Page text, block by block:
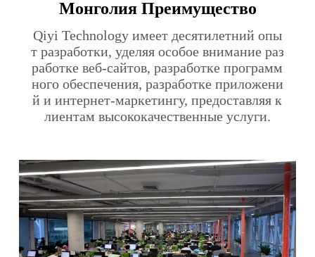
Монголия Преимущество
Qiyi Technology имеет десятилетний опы
т разработки, уделяя особое внимание раз
работке веб-сайтов, разработке программ
ного обеспечения, разработке приложени
й и интернет-маркетингу, предоставляя к
лиентам высококачественные услуги.